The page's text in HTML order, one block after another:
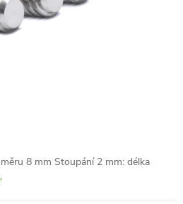
8 mm Stoupání 2 mm: délka